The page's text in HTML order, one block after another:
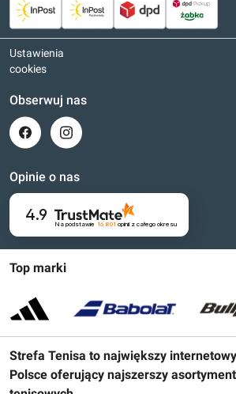
Top marki
Strefa Tenisa to największy
Polsce oferujący najszerszy
Ustawienia
cookies
Obserwuj nas
Opinie o nas
4.9
Na podstawie 16 801 opinii z całego okresu